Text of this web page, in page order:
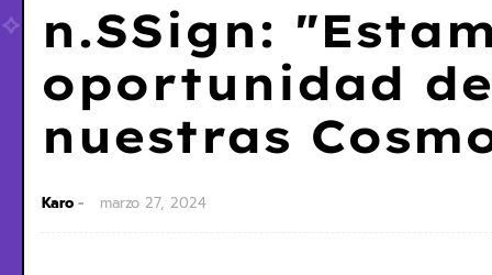
n.SSign:
oportunidad
nuestras
Karo marzo 27, 2024